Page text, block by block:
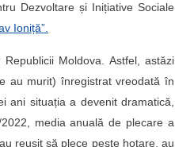
Dezvoltare și Inițiative Sociale
Ioniță”.
Moldova. Astfel, astăzi
au murit) înregistrat vreodată în
ani situația a devenit dramatică,
media anuală de plecare a
reușit să plece peste hotare, au